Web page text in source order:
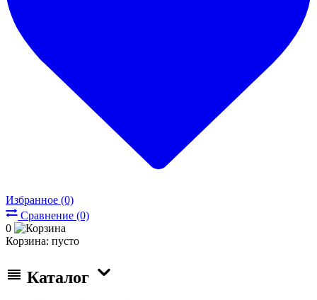
Избранное (0)
Сравнение (0)
0
Корзина: пусто
Каталог